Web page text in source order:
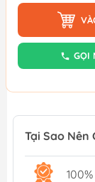
GỌI
Tại Sao Nên